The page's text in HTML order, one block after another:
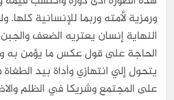
ورمزية لأمته وربما للإنسانية
النهاية إنسان يعتريه الضعف
الحاجة على قول عكس ما يؤمن به
يتحول إلي انتهازي وأداة بيد
على المجتمع وشريكا في الظلم